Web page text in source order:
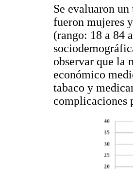
Se evaluaron
fueron mujeres
(rango: 18 a 84
observar que la
económico
tabaco y
complicaciones